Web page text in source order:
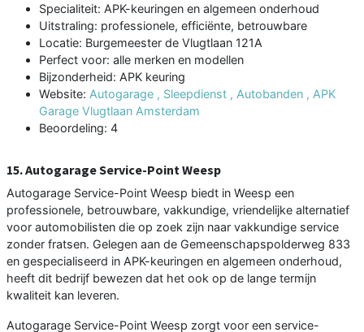
Specialiteit: APK-keuringen en algemeen onderhoud
Uitstraling: professionele, efficiënte, betrouwbare
Locatie: Burgemeester de Vlugtlaan 121A
Perfect voor: alle merken en modellen
Bijzonderheid: APK keuring
Website: Autogarage , Sleepdienst , Autobanden , APK
Garage Vlugtlaan Amsterdam
Beoordeling: 4
15. Autogarage Service-Point Weesp
Autogarage Service-Point Weesp biedt in Weesp een
professionele, betrouwbare, vakkundige, vriendelijke alternatief
voor automobilisten die op zoek zijn naar vakkundige service
zonder fratsen. Gelegen aan de Gemeenschapspolderweg 833
en gespecialiseerd in APK-keuringen en algemeen onderhoud,
heeft dit bedrijf bewezen dat het ook op de lange termijn
kwaliteit kan leveren.
Autogarage Service-Point Weesp zorgt voor een service-